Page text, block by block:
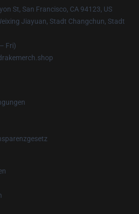
St, San Francisco, CA 94123, US
Jiayuan, Stadt Changchun, Stadt
Fri)